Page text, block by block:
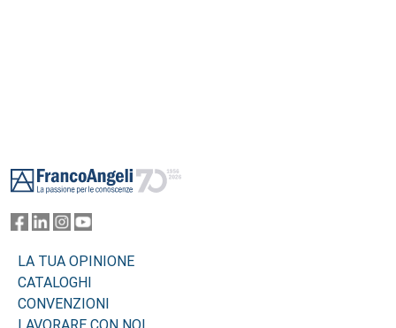
LA TUA OPINIONE
CATALOGHI
CONVENZIONI